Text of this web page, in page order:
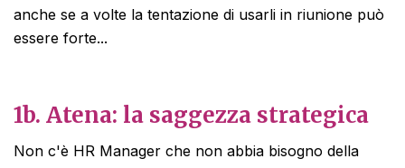
anche se a volte la tentazione di usarli in riunione può
essere forte...
1b. Atena: la saggezza strategica
Non c'è HR Manager che non abbia bisogno della